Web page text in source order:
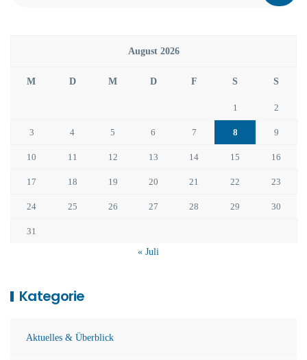
August 2026
M D M D F S S
1 2
3 4 5 6 7 8 9
10 11 12 13 14 15 16
17 18 19 20 21 22 23
24 25 26 27 28 29 30
31
« Juli
Kategorie
Aktuelles & Überblick